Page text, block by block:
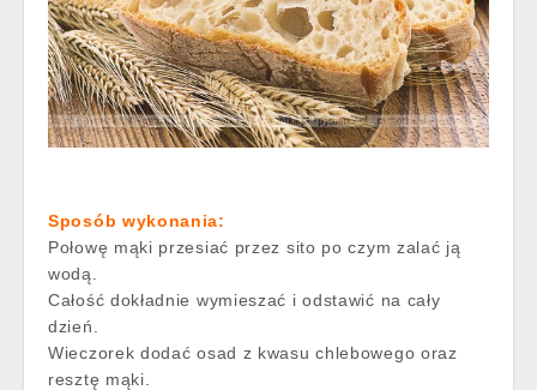
Sposób wykonania:
Połowę mąki przesiać przez sito po czym zalać ją
wodą.
Całość dokładnie wymieszać i odstawić na cały
dzień.
Wieczorek dodać osad z kwasu chlebowego oraz
resztę mąki.